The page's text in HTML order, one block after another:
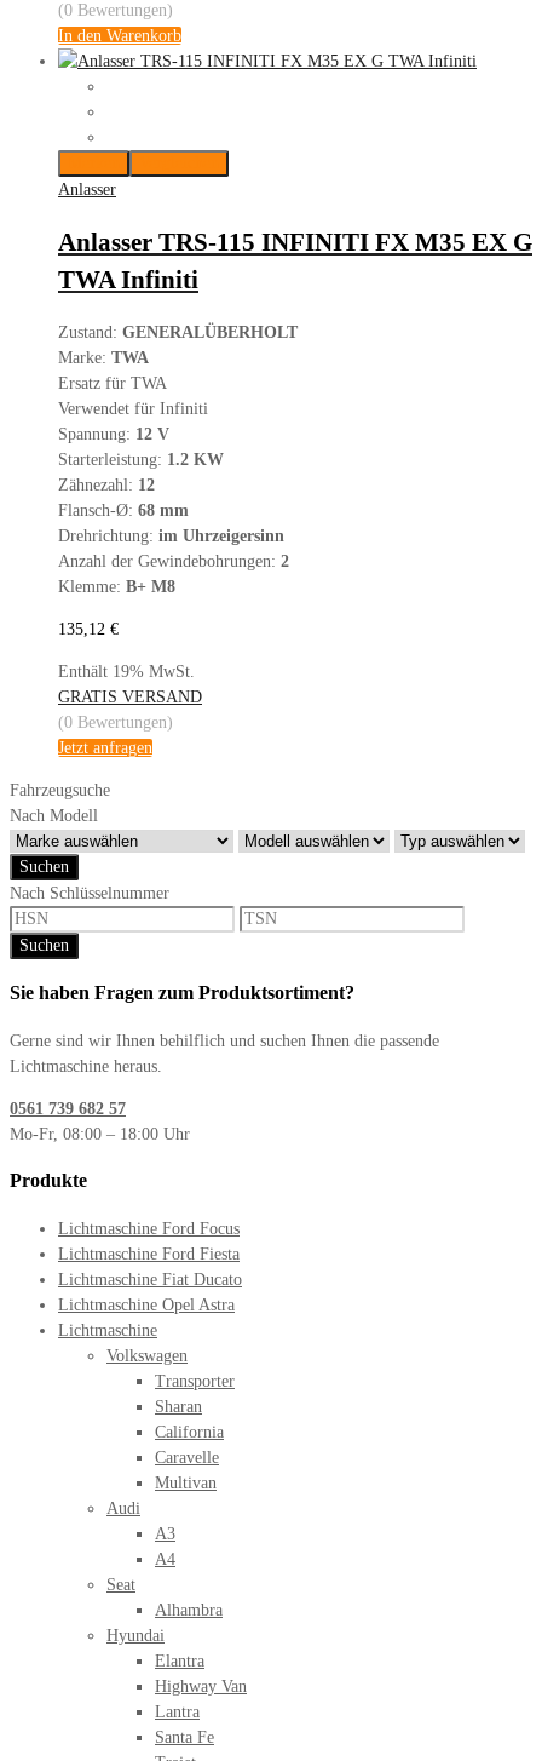
(0 Bewertungen)
In den Warenkorb
Anlasser
Anlasser TRS-115 INFINITI FX M35 EX G
TWA Infiniti
Zustand: GENERALÜBERHOLT
Marke: TWA
Ersatz für TWA
Verwendet für Infiniti
Spannung: 12 V
Starterleistung: 1.2 KW
Zähnezahl: 12
Flansch-Ø: 68 mm
Drehrichtung: im Uhrzeigersinn
Anzahl der Gewindebohrungen: 2
Klemme: B+ M8
135,12 €
Enthält 19% MwSt.
GRATIS VERSAND
(0 Bewertungen)
Jetzt anfragen
Fahrzeugsuche
Nach Modell
Suchen
Nach Schlüsselnummer
Suchen
Sie haben Fragen zum Produktsortiment?
Gerne sind wir Ihnen behilflich und suchen Ihnen die passende
Lichtmaschine heraus.
0561 739 682 57
Mo-Fr, 08:00 – 18:00 Uhr
Produkte
Lichtmaschine Ford Focus
Lichtmaschine Ford Fiesta
Lichtmaschine Fiat Ducato
Lichtmaschine Opel Astra
Lichtmaschine
Volkswagen
Transporter
Sharan
California
Caravelle
Multivan
Audi
A3
A4
Seat
Alhambra
Hyundai
Elantra
Highway Van
Lantra
Santa Fe